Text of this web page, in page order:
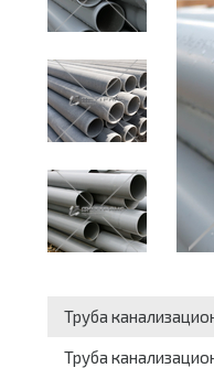
Труба
Труба